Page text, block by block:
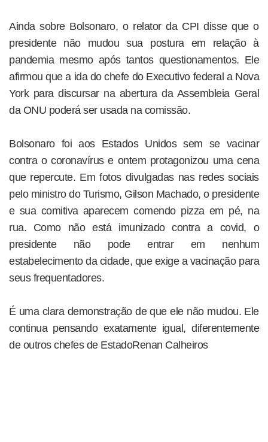
Ainda sobre Bolsonaro, o relator da CPI disse que o
presidente não mudou sua postura em relação à
pandemia mesmo após tantos questionamentos. Ele
afirmou que a ida do chefe do Executivo federal a Nova
York para discursar na abertura da Assembleia Geral
da ONU poderá ser usada na comissão.
Bolsonaro foi aos Estados Unidos sem se vacinar
contra o coronavírus e ontem protagonizou uma cena
que repercute. Em fotos divulgadas nas redes sociais
pelo ministro do Turismo, Gilson Machado, o presidente
e sua comitiva aparecem comendo pizza em pé, na
rua. Como não está imunizado contra a covid, o
presidente não pode entrar em nenhum
estabelecimento da cidade, que exige a vacinação para
seus frequentadores.
É uma clara demonstração de que ele não mudou. Ele
continua pensando exatamente igual, diferentemente
de outros chefes de EstadoRenan Calheiros